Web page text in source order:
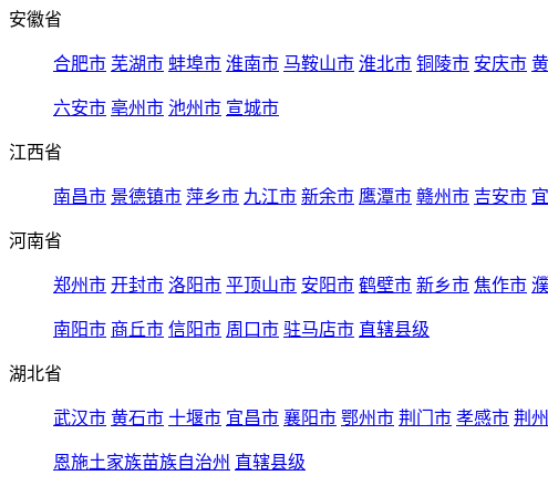
安徽省
合肥市 芜湖市 蚌埠市 淮南市 马鞍山市 淮北市 铜陵市 安庆市
六安市 亳州市 池州市 宣城市
江西省
南昌市 景德镇市 萍乡市 九江市 新余市 鹰潭市 赣州市 吉安市
河南省
郑州市 开封市 洛阳市 平顶山市 安阳市 鹤壁市 新乡市 焦作市
南阳市 商丘市 信阳市 周口市 驻马店市 直辖县级
湖北省
武汉市 黄石市 十堰市 宜昌市 襄阳市 鄂州市 荆门市 孝感市 荆
恩施土家族苗族自治州 直辖县级